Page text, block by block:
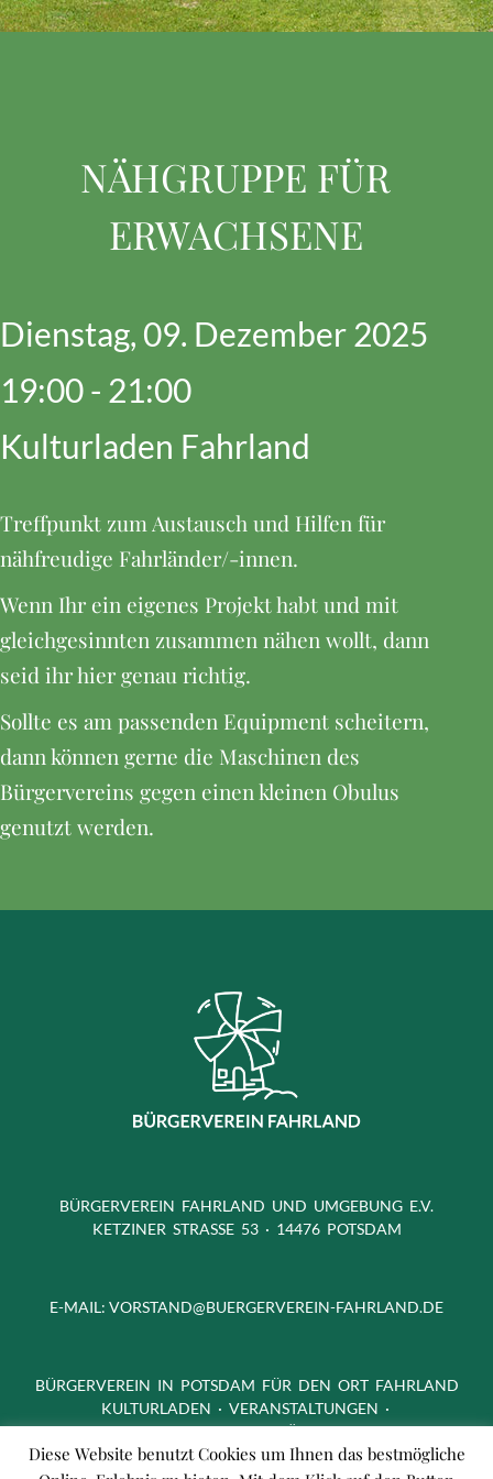
NÄHGRUPPE FÜR
ERWACHSENE
Dienstag, 09. Dezember 2025
19:00 - 21:00
Kulturladen Fahrland
Treffpunkt zum Austausch und Hilfen für
nähfreudige Fahrländer/-innen.
Wenn Ihr ein eigenes Projekt habt und mit
gleichgesinnten zusammen nähen wollt, dann
seid ihr hier genau richtig.
Sollte es am passenden Equipment scheitern,
dann können gerne die Maschinen des
Bürgervereins gegen einen kleinen Obulus
genutzt werden.
BÜRGERVEREIN FAHRLAND UND UMGEBUNG E.V.
KETZINER STRASSE 53 · 14476 POTSDAM
E-MAIL: VORSTAND@BUERGERVEREIN-FAHRLAND.DE
BÜRGERVEREIN IN POTSDAM FÜR DEN ORT FAHRLAND
KULTURLADEN · VERANSTALTUNGEN ·
FREIZEITAKTIVITÄTEN
Diese Website benutzt Cookies um Ihnen das bestmögliche